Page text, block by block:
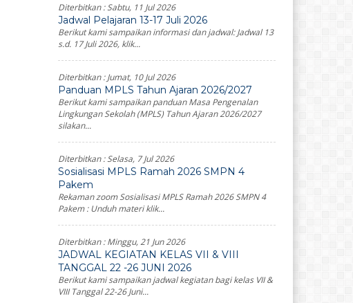
Diterbitkan :Sabtu, 11 Jul 2026
Jadwal Pelajaran 13-17 Juli 2026
Berikut kami sampaikan informasi dan jadwal: Jadwal 13
s.d. 17 Juli 2026, klik...
Diterbitkan :Jumat, 10 Jul 2026
Panduan MPLS Tahun Ajaran 2026/2027
Berikut kami sampaikan panduan Masa Pengenalan
Lingkungan Sekolah (MPLS) Tahun Ajaran 2026/2027
silakan...
Diterbitkan :Selasa, 7 Jul 2026
Sosialisasi MPLS Ramah 2026 SMPN 4
Pakem
Rekaman zoom Sosialisasi MPLS Ramah 2026 SMPN 4
Pakem : Unduh materi klik...
Diterbitkan :Minggu, 21 Jun 2026
JADWAL KEGIATAN KELAS VII & VIII
TANGGAL 22 -26 JUNI 2026
Berikut kami sampaikan jadwal kegiatan bagi kelas VII &
VIII Tanggal 22-26 Juni...